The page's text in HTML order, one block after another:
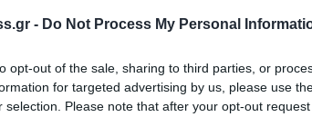
- Do Not Process My Personal
opt-out of the sale, sharing to third parties, or
for targeted advertising by us, please use
selection. Please note that after your opt-out
της Google